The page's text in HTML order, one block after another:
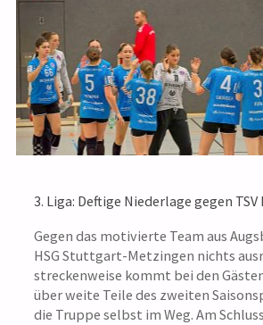
TABELLENZWEITEN"
3. Liga: Deftige Niederlage gegen
Gegen das motivierte Team aus
HSG Stuttgart-Metzingen nichts
streckenweise kommt bei den
über weite Teile des zweiten
die Truppe selbst im Weg. Am